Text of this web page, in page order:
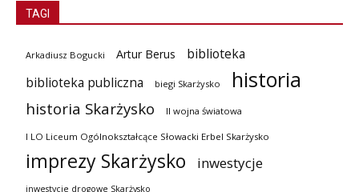
TAGI
Arkadiusz Bogucki Artur Berus
biblioteka
biblioteka publiczna
biegi Skarżysko historia
historia Skarżysko II wojna światowa
I LO Liceum Ogólnokształcące Słowacki Erbel Skarżysko
imprezy Skarżysko inwestycje
inwestycje drogowe Skarżysko